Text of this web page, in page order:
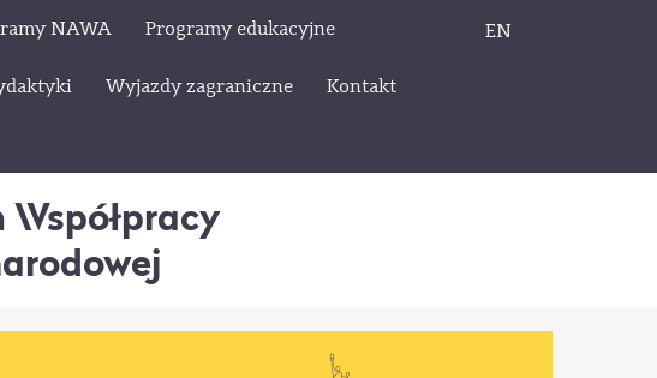
NAWA Programy edukacyjne
Wyjazdy zagraniczne Kontakt
EN